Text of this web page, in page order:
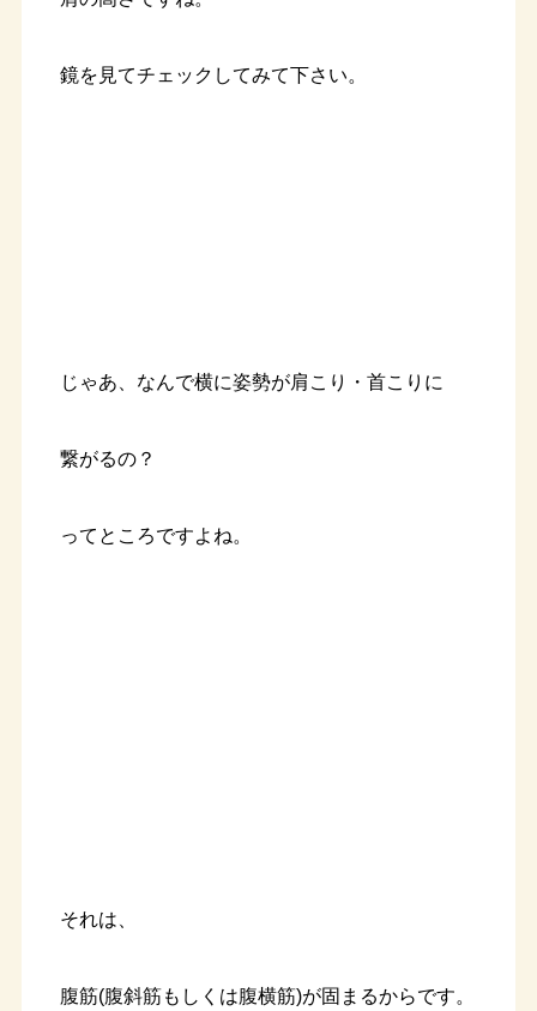
鏡を見てチェックしてみて下さい。
じゃあ、なんで横に姿勢が肩こり・首こりに
繋がるの？
ってところですよね。
それは、
腹筋(腹斜筋もしくは腹横筋)が固まるからです。